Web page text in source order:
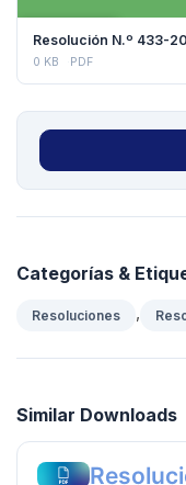
Resolución N.º 433-
0 KB PDF
Categorías &
Resoluciones
Similar Downloads